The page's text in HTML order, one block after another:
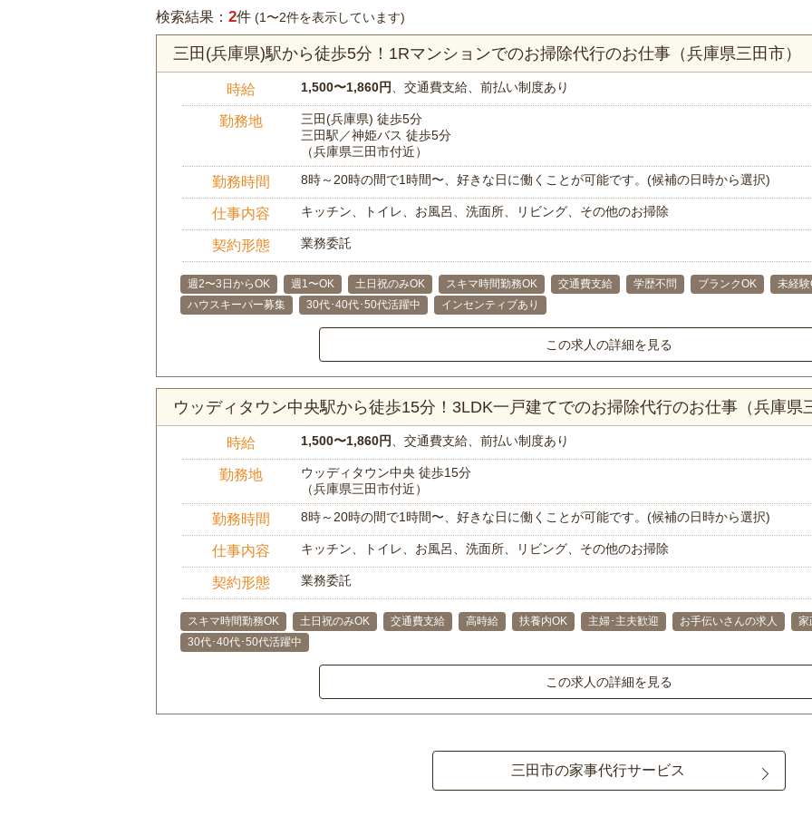
検索結果： 2件 (1〜2件を表示しています)
三田(兵庫県)駅から徒歩5分！1Rマンションでのお掃除代行のお仕事（兵庫県三田市）
時給 1,500〜1,860円 、交通費支給、前払い制度あり
勤務地
三田(兵庫県) 徒歩5分
三田駅／神姫バス 徒歩5分
（兵庫県三田市付近）
勤務時間 8時～20時の間で1時間〜、好きな日に働くことが可能です。(候補の日時から選択)
仕事内容 キッチン、トイレ、お風呂、洗面所、リビング、その他のお掃除
契約形態 業務委託
週2〜3日からOK 週1〜OK 土日祝のみOK スキマ時間勤務OK 交通費支給 学歴不問 ブランクOK
未経
ハウスキーパー募集
30代･40代･50代活躍中 インセンティブあり
この求人の詳細を見る
ウッディタウン中央駅から徒歩15分！3LDK一戸建てでのお掃除代行のお仕事（兵庫県
時給 1,500〜1,860円 、交通費支給、前払い制度あり
勤務地
ウッディタウン中央 徒歩15分
（兵庫県三田市付近）
勤務時間 8時～20時の間で1時間〜、好きな日に働くことが可能です。(候補の日時から選択)
仕事内容 キッチン、トイレ、お風呂、洗面所、リビング、その他のお掃除
契約形態 業務委託
スキマ時間勤務OK 土日祝のみOK 交通費支給 高時給 扶養内OK 主婦･主夫歓迎 お手伝いさんの求人
家
30代･40代･50代活躍中
この求人の詳細を見る
三田市の家事代行サービス